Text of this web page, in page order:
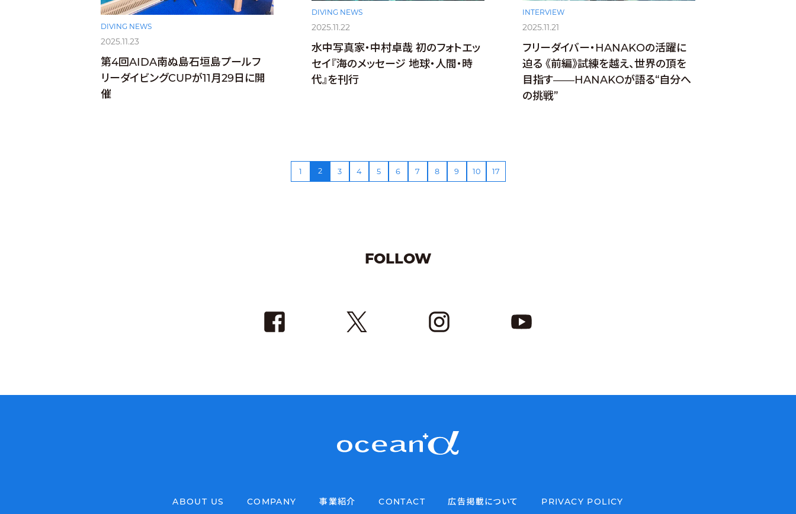
DIVING NEWS
2025.11.23
第4回AIDA南ぬ島石垣島プールフ
リーダイビングCUPが11月29日に開
催
DIVING NEWS
2025.11.22
水中写真家・中村卓哉 初のフォトエッ
セイ『海のメッセージ 地球・人間・時
代』を刊行
INTERVIEW
2025.11.21
フリーダイバー・HANAKOの活躍に
迫る 《前編》試練を越え、世界の頂を
目指す——HANAKOが語る“自分へ
の挑戦”
1 2 3 4 5 6 7 8 9 10 17
FOLLOW
ABOUT US COMPANY 事業紹介 CONTACT 広告掲載について PRIVACY POLICY